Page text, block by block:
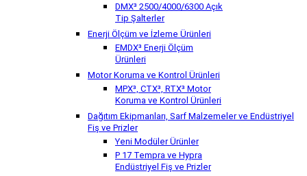
DMX³ 2500/4000/6300 Açık
Tip Şalterler
Enerji Ölçüm ve İzleme Ürünleri
EMDX³ Enerji Ölçüm
Ürünleri
Motor Koruma ve Kontrol Ürünleri
MPX³, CTX³, RTX³ Motor
Koruma ve Kontrol Ürünleri
Dağıtım Ekipmanları, Sarf Malzemeler ve Endüstriyel
Fiş ve Prizler
Yeni Modüler Ürünler
P 17 Tempra ve Hypra
Endüstriyel Fiş ve Prizler